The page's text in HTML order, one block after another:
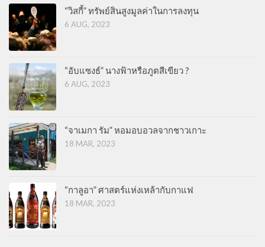
“วิสกี้” ทรัพย์สินสูงมูลค่าในการลงทุน
6 AUG, 2023
“อับแซงธ์” นางฟ้าหรือภูตสีเขียว ?
6 AUG, 2023
“จาเมกา รัม” หอมอบอวลจากชาวเกาะ
18 MAR, 2023
“กาลูอา” ศาสตร์แห่งเหล้ากับกาแฟ
18 MAR, 2023